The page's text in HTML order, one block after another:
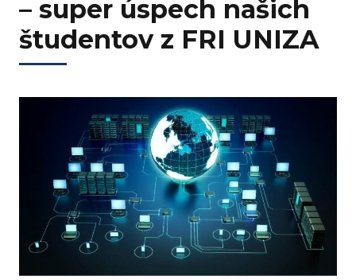
– super úspech našich
študentov z FRI UNIZA